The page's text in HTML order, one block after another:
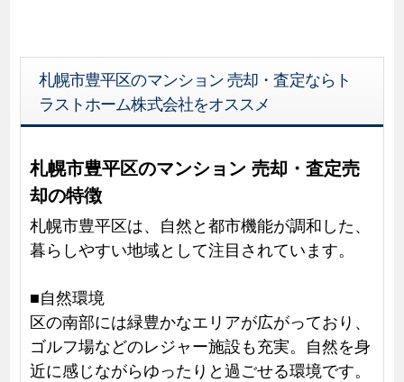
札幌市豊平区のマンション 売却・査定ならト
ラストホーム株式会社をオススメ
札幌市豊平区のマンション 売却・査定売
却の特徴
札幌市豊平区は、自然と都市機能が調和した、
暮らしやすい地域として注目されています。
■自然環境
区の南部には緑豊かなエリアが広がっており、
ゴルフ場などのレジャー施設も充実。自然を身
近に感じながらゆったりと過ごせる環境です。